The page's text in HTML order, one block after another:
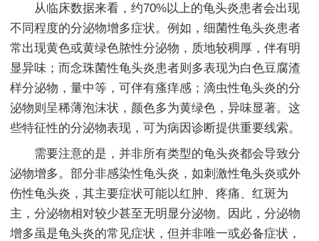
从临床数据来看，约70%以上的龟头炎患者会出现
不同程度的分泌物增多症状。例如，细菌性龟头炎患者
常出现黄色或黄绿色脓性分泌物，质地较稠厚，伴有明
显异味；而念珠菌性龟头炎患者则多表现为白色豆腐渣
样分泌物，量中等，可伴有瘙痒感；滴虫性龟头炎的分
泌物则呈稀薄泡沫状，颜色多为黄绿色，异味显著。这
些特征性的分泌物表现，可为病因诊断提供重要线索。
需要注意的是，并非所有类型的龟头炎都会导致分
泌物增多。部分非感染性龟头炎，如刺激性龟头炎或外
伤性龟头炎，其主要症状可能以红肿、疼痛、红斑为
主，分泌物相对较少甚至无明显分泌物。因此，分泌物
增多虽是龟头炎的常见症状，但并非唯一或必备症状，